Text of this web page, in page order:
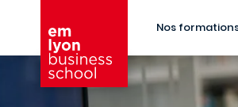
Nos